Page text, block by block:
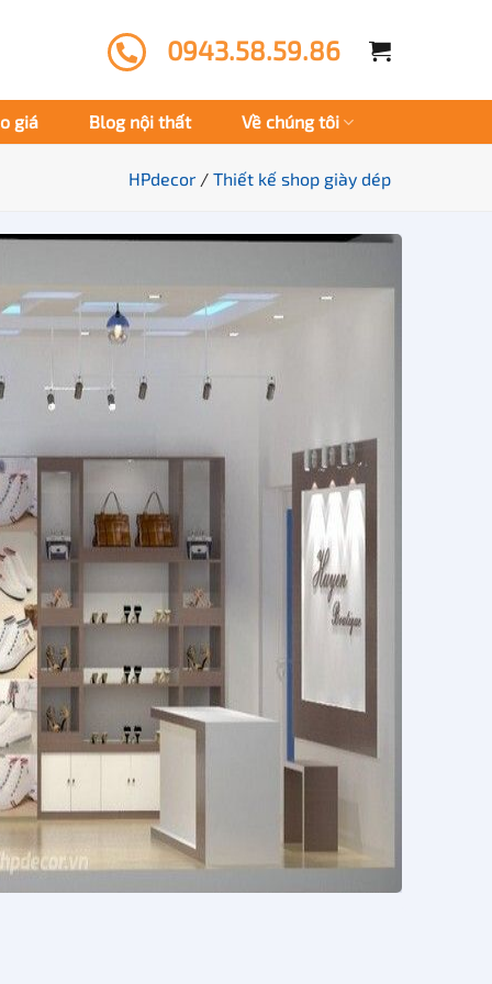
0943.58.59.86
giá Blog nội thất Về chúng tôi
HPdecor / Thiết kế shop giày dép